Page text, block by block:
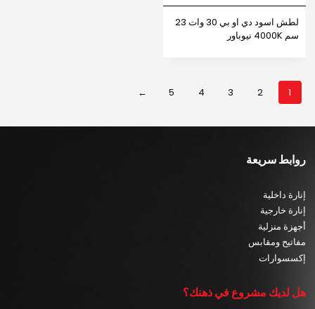
لطش اسود دي او بي 30 وات 23
سم 4000K نيوباور
1
2
3
4
5
←
روابط سريعة
إنارة داخلية
إنارة خارجية
أجهزة منزلية
مفاتيح ومقابس
إكسسوارات
هل لديك مشروع في ذهنك؟